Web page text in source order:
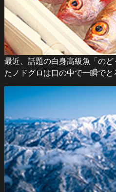
最近、話題の白身高級魚「の
たノドグロは口の中で一瞬でと